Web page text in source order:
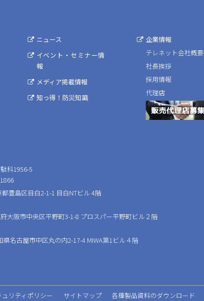
ニュース
イベント・セミナー情
報
メディア掲載情報
知っ得！防災知識
企業情報
テレネット会社概要
社長挨拶
採用情報
代理店
科1956-5
豊島区目白2-1-1 目白NTビル 4階
大阪市中央区平野町3-1-8 プロスパー平野町ビル２階
名古屋市中区丸の内2-17-4 MIWA第1ビル４階
リティポリシー サイトマップ 各種製品資料のダウンロード